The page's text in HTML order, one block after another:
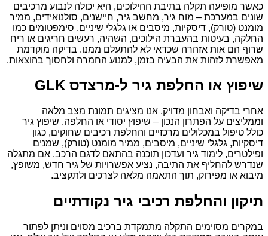
כאשר מופיעה תקלה בתיבת ההילוכים, היא יכולה לנבוע מרכיבים
שונים במערכת – מוח גיר, מחשב גיר, חיישנים, סולנואידים, ממיר
מומנט (טורק), דיסקיות, מיסבים או גלגלי שיניים. סימפטומים כמו
החלקה, בעיטות בהעברת הילוכים, השהיה, רעשים חריגים או ריח
שרוף הם אות אזהרה שכדאי לא להתעלם ממנו. בדיקה מוקדמת
מאפשרת לזהות את הבעיה בזמן, למנוע החמרה ולחסוך בהוצאות.
שיפוץ או החלפת גיר ל-מרצדס GLK
אחרי בדיקה ואבחון מדויק, אנו מציגים תמונת מצב מלאה
וממליצים על הפתרון הנכון – שיפוץ יסודי או החלפה. שיפוץ גיר
כולל טיפול במכלולים מרכזיים והחלפת רכיבים שחוקים, כגון
דיסקיות, גלגלי שיניים, מיסבים, ממיר מומנט (טורק), שמנים
ופילטרים, לימוד גיר ועדכון תוכנה בהתאם לדגם הרכב. אם מתגלה
שנדרש להחליף את התיבה, נציע אפשרויות של גיר חדש, משופץ,
מיבוא או מפירוק, תוך התאמה מלאה לצרכים ולתקציב.
תיקון והחלפת רכיבי גיר נקודתיים
במקרים מסוימים התקלה מתמקדת ברכיב מסוים וניתן לפתור